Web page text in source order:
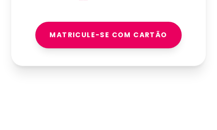
MATRICULE-SE COM CARTÃO